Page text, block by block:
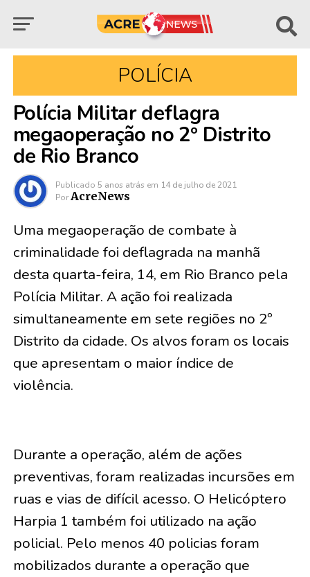
POLÍCIA
Polícia Militar deflagra
megaoperação no 2º Distrito
de Rio Branco
Publicado 5 anos atrás em 14 de julho de 2021
Por AcreNews
Uma megaoperação de combate à
criminalidade foi deflagrada na manhã
desta quarta-feira, 14, em Rio Branco pela
Polícia Militar. A ação foi realizada
simultaneamente em sete regiões no 2º
Distrito da cidade. Os alvos foram os locais
que apresentam o maior índice de
violência.
Durante a operação, além de ações
preventivas, foram realizadas incursões em
ruas e vias de difícil acesso. O Helicóptero
Harpia 1 também foi utilizado na ação
policial. Pelo menos 40 policias foram
mobilizados durante a operação que